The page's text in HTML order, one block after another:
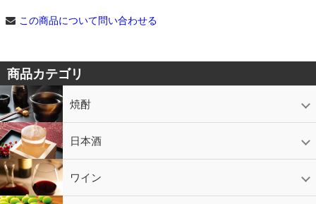
この商品について問い合わせる
商品カテゴリ
焼酎
芋焼酎
かめ壷入り焼酎
黒糖焼酎
米焼酎
麦焼酎
そば焼酎
泡盛
とうもろこし焼酎
ギフトコーナー
セットコーナー
益々繁盛
鹿児島限定 日本酒
日本酒
スパークリング
ギフト ワイン